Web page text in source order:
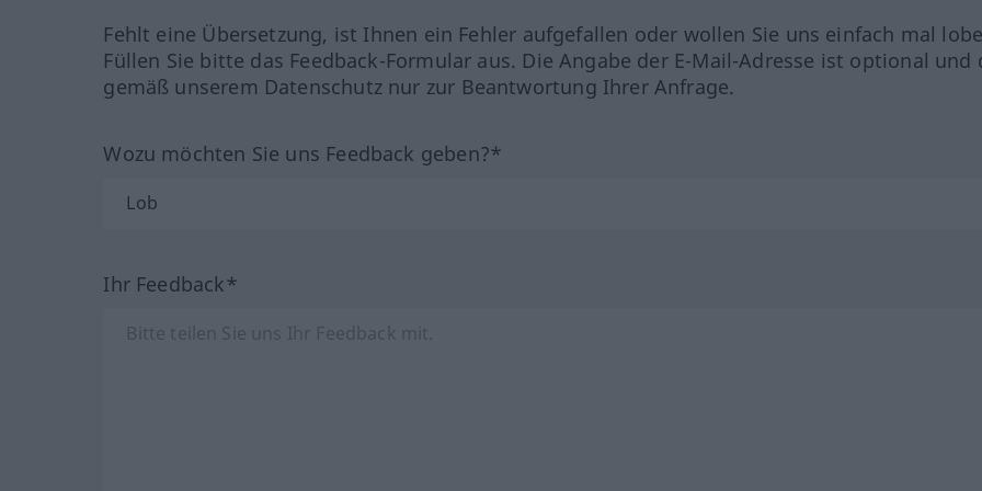
Fehlt eine Übersetzung, ist Ihnen ein Fehler aufgefallen oder wollen Sie uns einfach mal
Füllen Sie bitte das Feedback-Formular aus. Die Angabe der E-Mail-Adresse ist optional und
gemäß unserem Datenschutz nur zur Beantwortung Ihrer Anfrage.
Wozu möchten Sie uns Feedback geben?*
Ihr Feedback*